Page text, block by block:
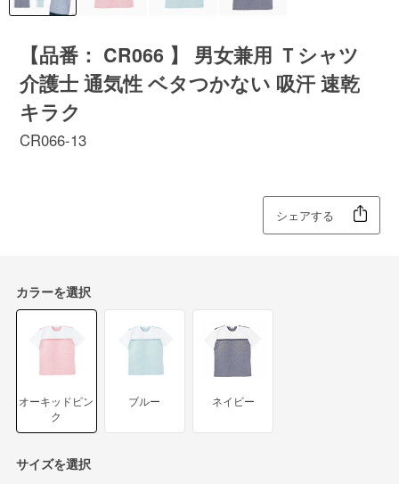
【品番： CR066 】 男女兼用 Ｔシャツ
介護士 通気性 ベタつかない 吸汗 速乾
キラク
CR066-13
シェアする
カラーを選択
オーキッドピン
ク
ブルー ネイビー
サイズを選択